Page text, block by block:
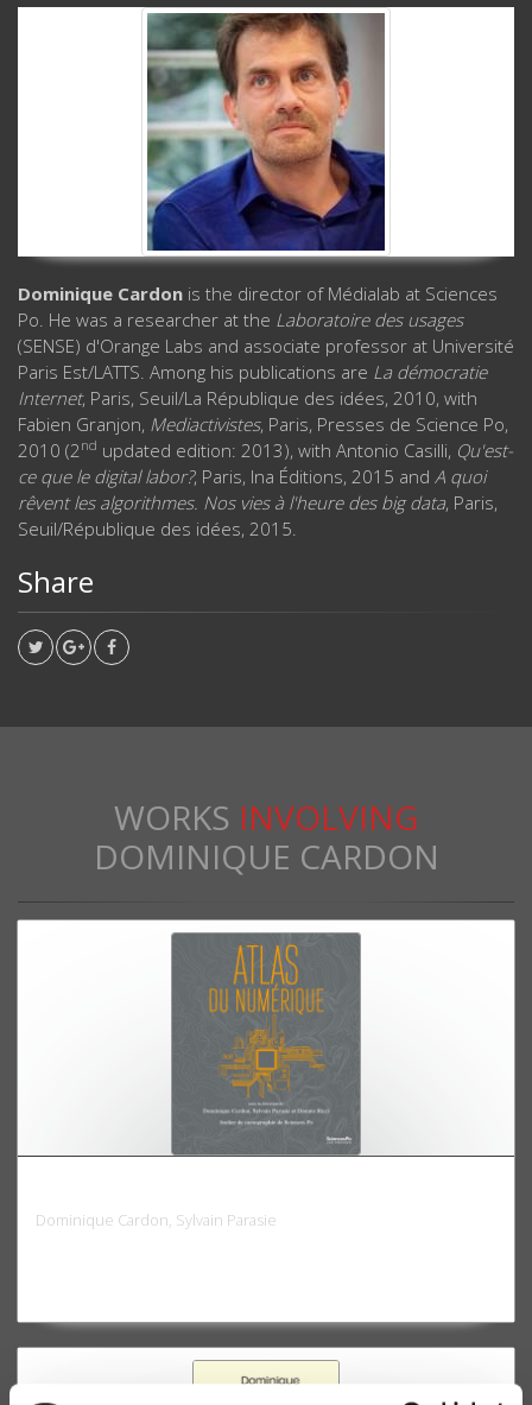
Dominique Cardon is the director of Médialab at Sciences
Po. He was a researcher at the Laboratoire des usages
(SENSE) d'Orange Labs and associate professor at Université
Paris Est/LATTS. Among his publications are La démocratie
Internet, Paris, Seuil/La République des idées, 2010, with
Fabien Granjon, Mediactivistes, Paris, Presses de Science Po,
2010 (2nd updated edition: 2013), with Antonio Casilli, Qu'est-
ce que le digital labor?, Paris, Ina Éditions, 2015 and A quoi
rêvent les algorithmes. Nos vies à l'heure des big data, Paris,
Seuil/République des idées, 2015.
Share
WORKS INVOLVING
DOMINIQUE CARDON
Dominique Cardon, Sylvain Parasie